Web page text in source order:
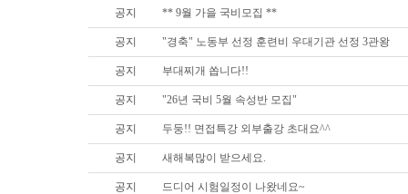
공지 ** 9월 가을 국비모집 **
공지 "경축" 노동부 선정 훈련비 우대기관 선정 3관왕
공지 부대찌개 쏩니다!!
공지 "26년 국비 5월 속성반 모집"
공지 두둥!! 면접특강 외부출강 초대요^^
공지 새해복많이 받으세요.
공지 드디어 시험일정이 나왔네요~